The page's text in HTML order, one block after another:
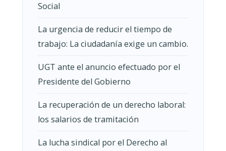
Social
La urgencia de reducir el tiempo de
trabajo: La ciudadanía exige un cambio.
UGT ante el anuncio efectuado por el
Presidente del Gobierno
La recuperación de un derecho laboral:
los salarios de tramitación
La lucha sindical por el Derecho al